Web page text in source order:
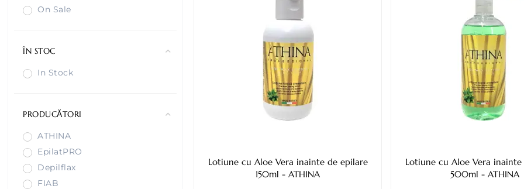
On Sale
ÎN STOC
In Stock
PRODUCĂTORI
ATHINA
EpilatPRO
Depilflax
FIAB
Lotiune cu Aloe Vera inainte de epilare
150ml - ATHINA
Lotiune cu Aloe Vera
500ml - ATHINA